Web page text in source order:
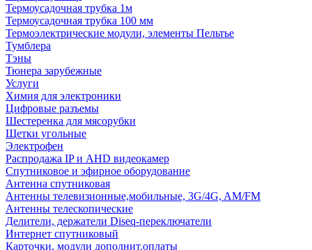
Термоусадочная трубка 1м
Термоусадочная трубка 100 мм
Термоэлектрические модули, элементы Пельтье
Тумблера
Тэны
Тюнера зарубежные
Услуги
Химия для электроники
Цифровые разъемы
Шестеренка для мясорубки
Щетки угольные
Электрофен
Распродажа IP и AHD видеокамер
Спутниковое и эфирное оборудование
Антенна спутниковая
Антенны телевизионные,мобильные, 3G/4G, AM/FM
Антенны телескопические
Делители, держатели Diseq-переключатели
Интернет спутниковый
Карточки, модули дополнит.оплаты